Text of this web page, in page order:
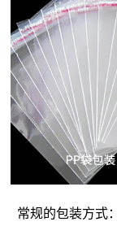
常规的包装方式